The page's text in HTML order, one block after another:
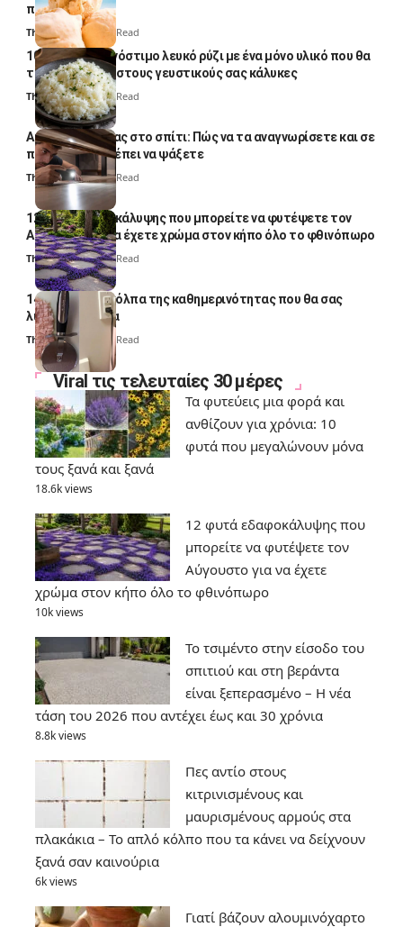
παγωτομηχανή
Thali Ombre 4 Min Read
10 φορές ποιο νόστιμο λευκό ρύζι με ένα μόνο υλικό που θα
το απογειώσει στους γευστικούς σας κάλυκες
Thali Ombre4 Min Read
Αυγά κατσαρίδας στο σπίτι: Πώς να τα αναγνωρίσετε και σε
ποια σημεία πρέπει να ψάξετε
Thali Ombre4 Min Read
12 φυτά εδαφοκάλυψης που μπορείτε να φυτέψετε τον
Αύγουστο για να έχετε χρώμα στον κήπο όλο το φθινόπωρο
Thali Ombre7 Min Read
14 πανέξυπνα κόλπα της καθημερινότητας που θα σας
λύσουν τα χέρια
Thali Ombre 6 Min Read
Viral τις τελευταίες 30 μέρες
Τα φυτεύεις μια φορά και
ανθίζουν για χρόνια: 10
φυτά που μεγαλώνουν μόνα
τους ξανά και ξανά
18.6k views
12 φυτά εδαφοκάλυψης που
μπορείτε να φυτέψετε τον
Αύγουστο για να έχετε
χρώμα στον κήπο όλο το φθινόπωρο
10k views
Το τσιμέντο στην είσοδο του
σπιτιού και στη βεράντα
είναι ξεπερασμένο – Η νέα
τάση του 2026 που αντέχει έως και 30 χρόνια
8.8k views
Πες αντίο στους
κιτρινισμένους και
μαυρισμένους αρμούς στα
πλακάκια – Το απλό κόλπο που τα κάνει να δείχνουν
ξανά σαν καινούρια
6k views
Γιατί βάζουν αλουμινόχαρτο